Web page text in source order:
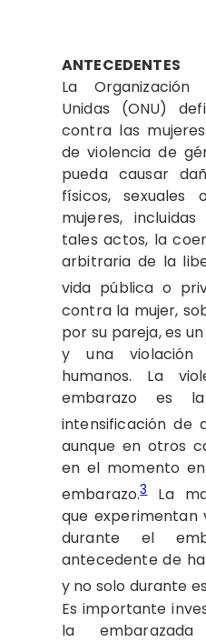
ANTECEDENTES
La
Unidas (ONU)
contra las
de violencia de
pueda causar
físicos,
mujeres,
tales actos, la
arbitraria de la
vida pública o
contra la mujer,
por su pareja, es
y una violación
humanos. La
embarazo es
intensificación de
aunque en otros
en el momento
embarazo.3La
que experimentan
durante el
antecedente de
y no solo durante
Es importante
la